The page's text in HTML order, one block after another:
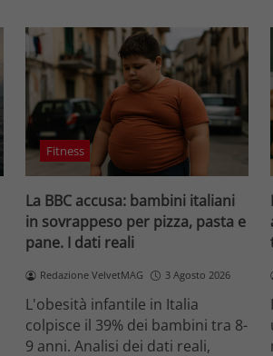
Fitness
La BBC accusa: bambini italiani
in sovrappeso per pizza, pasta e
pane. I dati reali
Redazione VelvetMAG 3 Agosto 2026
L'obesità infantile in Italia
colpisce il 39% dei bambini tra 8-
9 anni. Analisi dei dati reali,